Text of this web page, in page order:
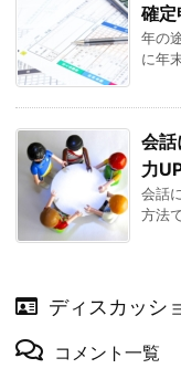
確定
年の
に年
会話
力
会話
方法
ディスカッシ
コメント一覧